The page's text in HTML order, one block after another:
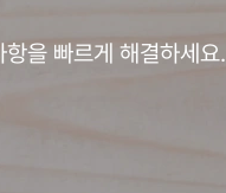
을 빠르게 해결하세요.